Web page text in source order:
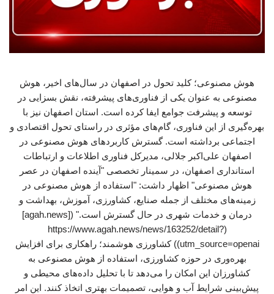
هوش مصنوعی؛ کلید تحول در اصفهان در سال‌های اخیر، هوش
مصنوعی به عنوان یکی از فناوری‌های پیشرفته، نقش بسزایی در
توسعه و پیشرفت جوامع ایفا کرده است. استان اصفهان نیز با
بهره‌گیری از این فناوری، گام‌های مؤثری در راستای تحول اقتصادی و
اجتماعی برداشته است. گسترش کاربردهای هوش مصنوعی در
اصفهان علی‌اکبر جلالی، مدیرکل فناوری اطلاعات و ارتباطات
استانداری اصفهان، در سمینار تخصصی "آینده اصفهان در عصر
هوش مصنوعی" اظهار داشت: "استفاده از هوش مصنوعی در
زمینه‌های مختلف از جمله صنایع، کشاورزی، آموزش، بهداشت و
درمان و خدمات شهری در حال گسترش است." ([agah.news]
(https://www.agah.news/news/163252/detail?
utm_source=openai)) کشاورزی هوشمند؛ راهکاری برای افزایش
بهره‌وری در حوزه کشاورزی، استفاده از هوش مصنوعی به
کشاورزان این امکان را می‌دهد تا با تحلیل داده‌های محیطی و
پیش‌بینی شرایط آب و هوایی، تصمیمات بهتری اتخاذ کنند. این امر